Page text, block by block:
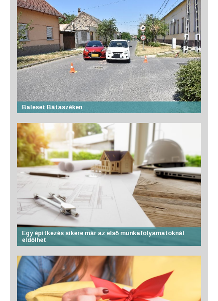
Baleset Bátaszéken
Egy építkezés sikere már az első munkafolyamatoknál
eldőlhet